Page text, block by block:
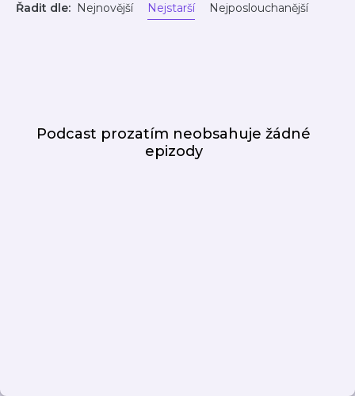
Řadit dle: Nejnovější Nejstarší Nejposlouchanější
Podcast prozatím neobsahuje žádné
epizody